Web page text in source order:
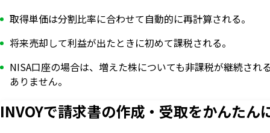
取得単価は分割比率に合わせて自動的に再計算される。
将来売却して利益が出たときに初めて課税される。
NISA口座の場合は、増えた株についても非課税が継続さ
ありません。
INVOYで請求書の作成・ 受取をかんたん